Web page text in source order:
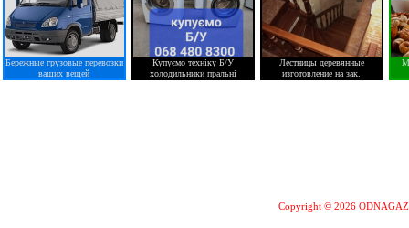
Бережные грузовые перевозки
ваших вещей
Купуємо техніку Б/У
холодильники пральні
Лестницы деревянные
изготовление на зак.
Copyright © 2026